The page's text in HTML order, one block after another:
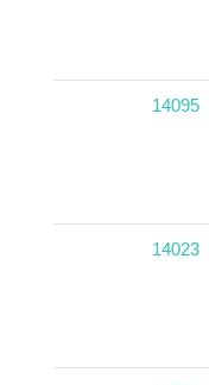
14095
14023